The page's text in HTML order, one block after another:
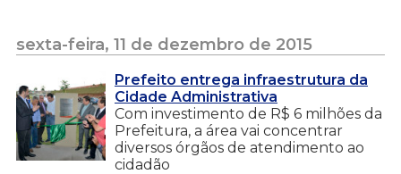
sexta-feira, 11 de dezembro de 2015
Prefeito entrega infraestrutura da
Cidade Administrativa
Com investimento de R$ 6 milhões da
Prefeitura, a área vai concentrar
diversos órgãos de atendimento ao
cidadão